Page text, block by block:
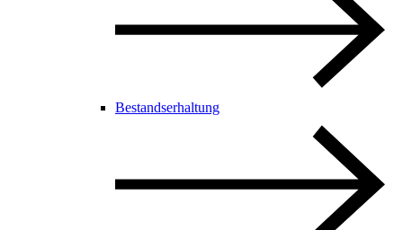
Bestandserhaltung